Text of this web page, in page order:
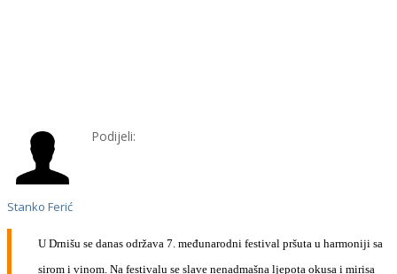
Stanko Ferić
Podijeli:
U Drnišu se danas održava 7. međunarodni festival pršuta u harmoniji sa
sirom i vinom. Na festivalu se slave nenadmašna ljepota okusa i mirisa